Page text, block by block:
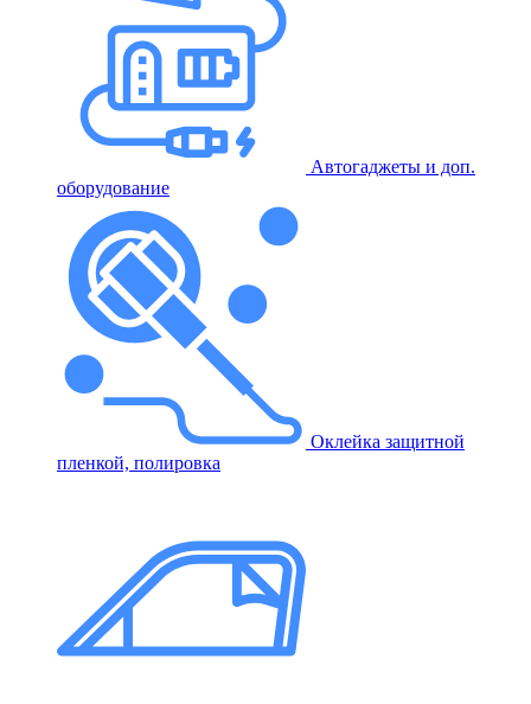
Автогаджеты и доп.
оборудование
Оклейка защитной
пленкой, полировка